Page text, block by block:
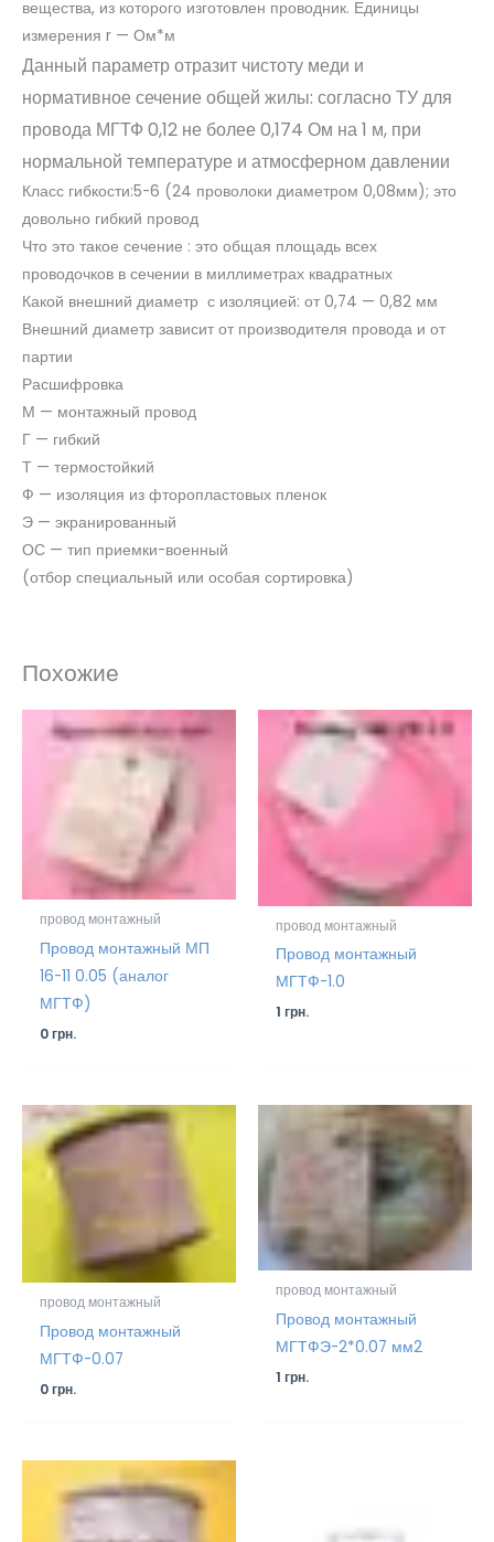
вещества, из которого изготовлен проводник. Единицы
измерения r — Ом*м
Данный параметр отразит чистоту меди и
нормативное сечение общей жилы: согласно ТУ для
провода МГТФ 0,12 не более 0,174 Ом на 1 м, при
нормальной температуре и атмосферном давлении
Класс гибкости:5-6 (24 проволоки диаметром 0,08мм); это
довольно гибкий провод
Что это такое сечение : это общая площадь всех
проводочков в сечении в миллиметрах квадратных
Какой внешний диаметр с изоляцией: от 0,74 — 0,82 мм
Внешний диаметр зависит от производителя провода и от
партии
Расшифровка
М — монтажный провод
Г — гибкий
Т — термостойкий
Ф — изоляция из фторопластовых пленок
Э — экранированный
ОС — тип приемки-военный
(отбор специальный или особая сортировка)
Похожие
провод монтажный
Провод монтажный МП
16-11 0.05 (аналог
МГТФ)
0грн.
провод монтажный
Провод монтажный
МГТФ-1.0
1грн.
провод монтажный
Провод монтажный
МГТФ-0.07
0грн.
провод монтажный
Провод монтажный
МГТФЭ-2*0.07 мм2
1грн.